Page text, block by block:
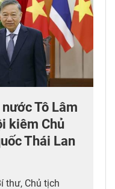
Tô Lâm
kiêm Chủ
Thái Lan
thư, Chủ tịch